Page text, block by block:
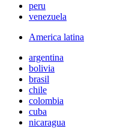
peru
venezuela
America latina
argentina
bolivia
brasil
chile
colombia
cuba
nicaragua